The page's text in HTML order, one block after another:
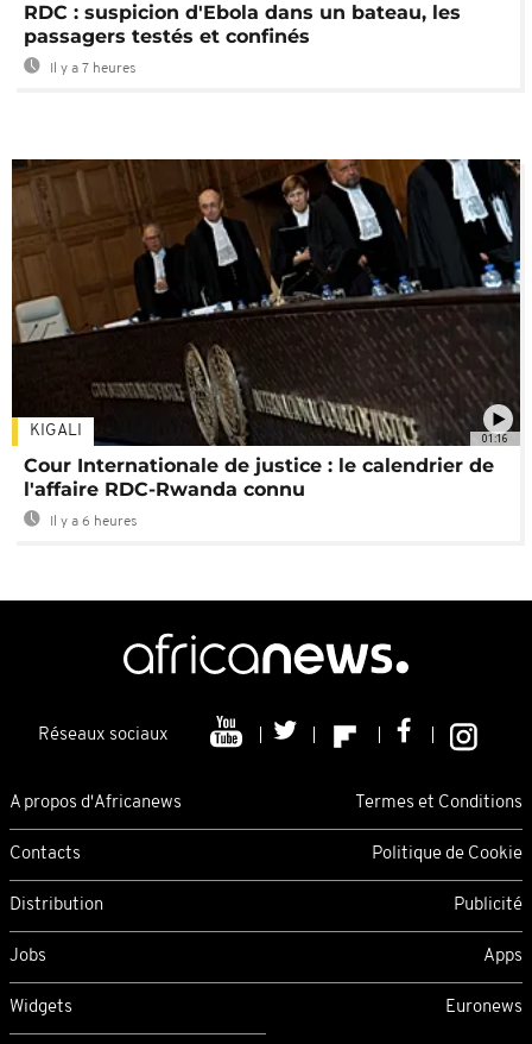
RDC : suspicion d'Ebola dans un bateau, les
passagers testés et confinés
Il y a 7 heures
01:16
KIGALI
Cour Internationale de justice : le calendrier de
l'affaire RDC-Rwanda connu
Il y a 6 heures
Réseaux sociaux
A propos d'Africanews Termes et Conditions
Contacts Politique de Cookie
Distribution Publicité
Jobs Apps
Widgets Euronews